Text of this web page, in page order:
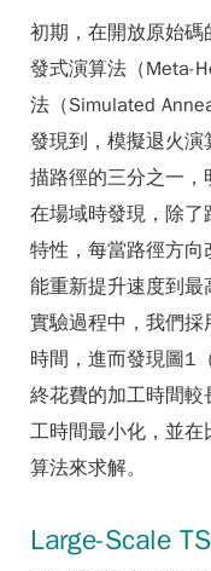
初期，在開放原始
發式演算法（Meta-
法（Simulated
發現到，模擬退火
描路徑的三分之一
在場域時發現，除
特性，每當路徑方
能重新提升速度到最
實驗過程中，我們
時間，進而發現圖1
終花費的加工時間
工時間最小化，並
算法來求解。
Large-Scale